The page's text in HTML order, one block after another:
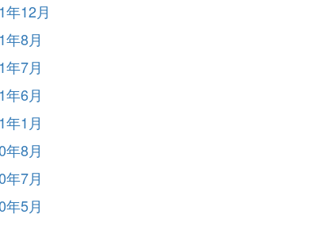
年12月
年8月
年7月
年6月
年1月
年8月
年7月
年5月